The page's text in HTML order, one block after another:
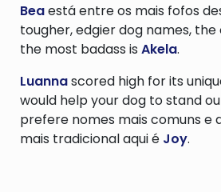
Beaestá entre os mais fofos
tougher, edgier dog names,
the most badass is Akela.
Luannascored high for its
would help your dog to stand
prefere nomes mais comuns e
mais tradicional aqui é Joy.